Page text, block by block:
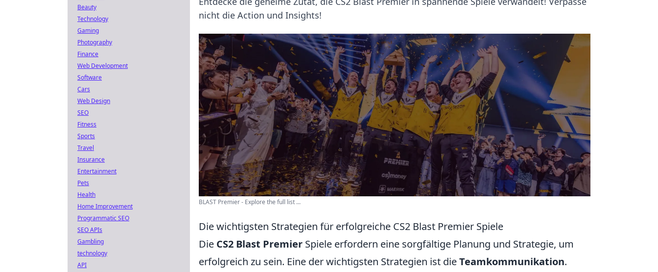
nicht die Action und Insights!
BLAST Premier - Explore the full list ...
Die wichtigsten Strategien für erfolgreiche CS2 Blast Premier Spiele
Die CS2 Blast Premier Spiele erfordern eine sorgfältige Planung und Strategie, um
erfolgreich zu sein. Eine der wichtigsten Strategien ist dieTeamkommunikation.
Beauty
Technology
Gaming
Photography
Finance
Web Development
Software
Cars
Web Design
SEO
Fitness
Sports
Travel
Insurance
Entertainment
Pets
Health
Home Improvement
Programmatic SEO
SEO APIs
Gambling
technology
API